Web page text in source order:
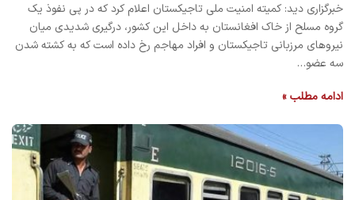
خبرگزاری دید: کمیته امنیت ملی تاجیکستان اعلام کرد که در پی نفوذ یک
گروه مسلح از خاک افغانستان به داخل این کشور، درگیری شدیدی میان
نیروهای مرزبانی تاجیکستان و افراد مهاجم رخ داده است که به کشته شدن
سه عضو…
ادامه مطلب »